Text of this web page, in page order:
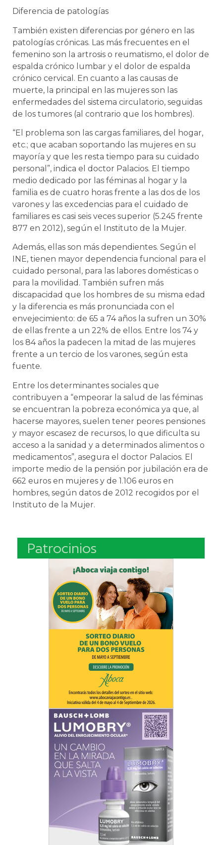
Diferencia de patologías
También existen diferencias por género en las
patologías crónicas. Las más frecuentes en el
femenino son la artrosis o reumatismo, el dolor de
espalda crónico lumbar y el dolor de espalda
crónico cervical. En cuanto a las causas de
muerte, la principal en las mujeres son las
enfermedades del sistema circulatorio, seguidas
de los tumores (al contrario que los hombres).
“El problema son las cargas familiares, del hogar,
etc.; que acaban soportando las mujeres en su
mayoría y que les resta tiempo para su cuidado
personal”, indica el doctor Palacios. El tiempo
medio dedicado por las féminas al hogar y la
familia es de cuatro horas frente a las dos de los
varones y las excedencias para el cuidado de
familiares es casi seis veces superior (5.245 frente
877 en 2012), según el Instituto de la Mujer.
Además, ellas son más dependientes. Según el
INE, tienen mayor dependencia funcional para el
cuidado personal, para las labores domésticas o
para la movilidad. También sufren más
discapacidad que los hombres de su misma edad
y la diferencia es más pronunciada con el
envejecimiento: de 65 a 74 años la sufren un 30%
de ellas frente a un 22% de ellos. Entre los 74 y
los 84 años la padecen la mitad de las mujeres
frente a un tercio de los varones, según esta
fuente.
Entre los determinantes sociales que
contribuyen a “empeorar la salud de las féminas
se encuentran la pobreza económica ya que, al
hacerse mayores, suelen tener peores pensiones
y mayor escasez de recursos, lo que dificulta su
acceso a la sanidad y a determinados alimentos o
medicamentos”, asegura el doctor Palacios. El
importe medio de la pensión por jubilación era de
662 euros en mujeres y de 1.106 euros en
hombres, según datos de 2012 recogidos por el
Instituto de la Mujer.
Patrocinios